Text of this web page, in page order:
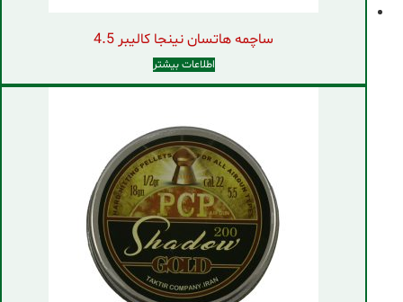
ساچمه هاتسان نینجا کالیبر 4.5
اطلاعات بیشتر